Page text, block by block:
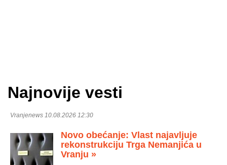
Najnovije vesti
Vranjenews 10.08.2026 12:30
Novo obećanje: Vlast najavljuje
rekonstrukciju Trga Nemanjića u
Vranju »